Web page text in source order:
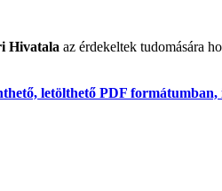
Hivatala az érdekeltek tudomására
letölthető PDF